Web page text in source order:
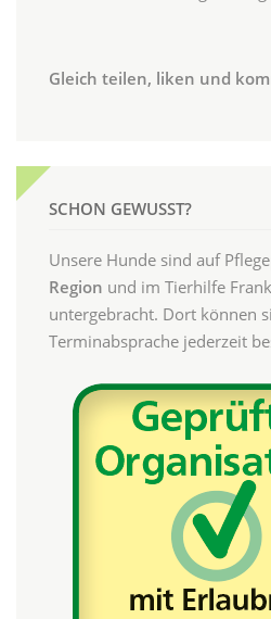
Gleich teilen, liken und
SCHON GEWUSST?
Unsere Hunde sind auf
Region und im Tierhilfe
untergebracht. Dort können
Terminabsprache jederzeit